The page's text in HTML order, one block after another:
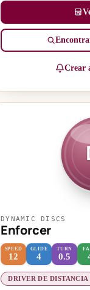
Crear
DYNAMIC DISCS
Enforcer
SPEED
12
GLIDE
4
TURN
0.5
DRIVER DE DISTANCIA